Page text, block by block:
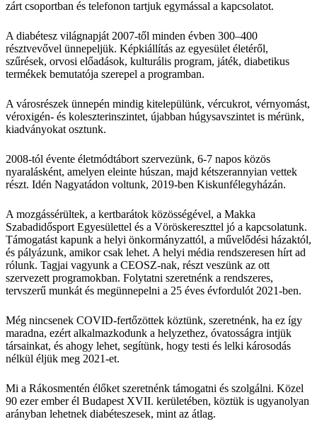
zárt csoportban és telefonon tartjuk egymással a kapcsolatot.
A diabétesz világnapját 2007-től minden évben 300–400
résztvevővel ünnepeljük. Képkiállítás az egyesület életéről,
szűrések, orvosi előadások, kulturális program, játék, diabetikus
termékek bemutatója szerepel a programban.
A városrészek ünnepén mindig kitelepülünk, vércukrot, vérnyomást,
véroxigén- és koleszterinszintet, újabban húgysavszintet is mérünk,
kiadványokat osztunk.
2008-tól évente életmódtábort szervezünk, 6-7 napos közös
nyaralásként, amelyen eleinte húszan, majd kétszerannyian vettek
részt. Idén Nagyatádon voltunk, 2019-ben Kiskunfélegyházán.
A mozgássérültek, a kertbarátok közösségével, a Makka
Szabadidősport Egyesülettel és a Vöröskereszttel jó a kapcsolatunk.
Támogatást kapunk a helyi önkormányzattól, a művelődési házaktól,
és pályázunk, amikor csak lehet. A helyi média rendszeresen hírt ad
rólunk. Tagjai vagyunk a CEOSZ-nak, részt veszünk az ott
szervezett programokban. Folytatni szeretnénk a rendszeres,
tervszerű munkát és megünnepelni a 25 éves évfordulót 2021-ben.
Még nincsenek COVID-fertőzöttek köztünk, szeretnénk, ha ez így
maradna, ezért alkalmazkodunk a helyzethez, óvatosságra intjük
társainkat, és ahogy lehet, segítünk, hogy testi és lelki károsodás
nélkül éljük meg 2021-et.
Mi a Rákosmentén élőket szeretnénk támogatni és szolgálni. Közel
90 ezer ember él Budapest XVII. kerületében, köztük is ugyanolyan
arányban lehetnek diabéteszesek, mint az átlag.